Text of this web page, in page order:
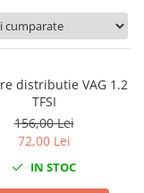
distributie VAG 1.2
TFSI
156,00 Lei
72,00 Lei
IN STOC